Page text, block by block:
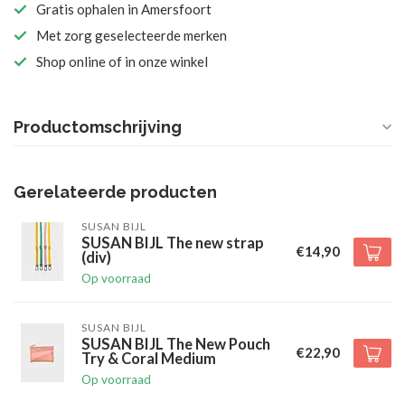
Gratis ophalen in Amersfoort
Met zorg geselecteerde merken
Shop online of in onze winkel
Productomschrijving
Gerelateerde producten
SUSAN BIJL
SUSAN BIJL The new strap
(div)
Op voorraad
€14,90
SUSAN BIJL
SUSAN BIJL The New Pouch
Try & Coral Medium
Op voorraad
€22,90